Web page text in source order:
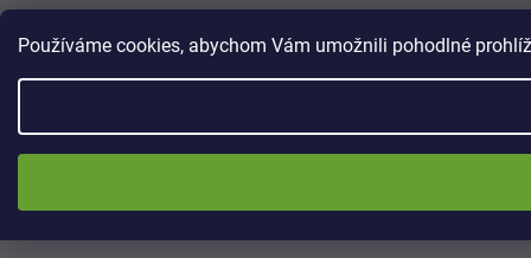
Používáme cookies, abychom Vám umožnili pohodlné